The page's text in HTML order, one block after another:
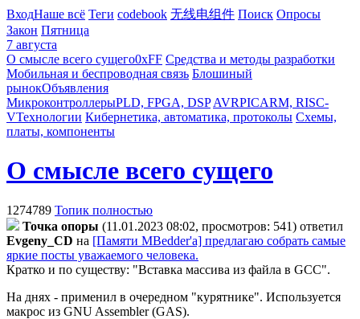
ВходНаше всё Теги codebook 无线电组件 Поиск Опросы
Закон Пятница
7 августа
О смысле всего сущего0xFF Средства и методы разработки
Мобильная и беспроводная связь Блошиный
рынокОбъявления
МикроконтроллерыPLD, FPGA, DSP AVRPICARM, RISC-
VТехнологии Кибернетика, автоматика, протоколы Схемы,
платы, компоненты
О смысле всего сущего
1274789 Топик полностью
Toчкa oпopы (11.01.2023 08:02, просмотров: 541) ответил
Evgeny_CD на [Памяти MBedder'а] предлагаю собрать самые
яркие посты уважаемого человека.
Кратко и по существу: "Вставка массива из файла в GCC".
На днях - применил в очередном "курятнике". Используется
макрос из GNU Assembler (GAS).